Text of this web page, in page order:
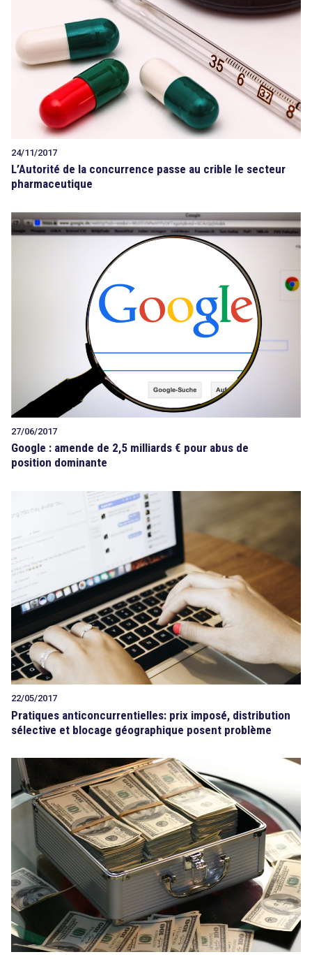
24/11/2017
L’Autorité de la concurrence passe au crible le secteur
pharmaceutique
27/06/2017
Google : amende de 2,5 milliards € pour abus de
position dominante
22/05/2017
Pratiques anticoncurrentielles: prix imposé, distribution
sélective et blocage géographique posent problème